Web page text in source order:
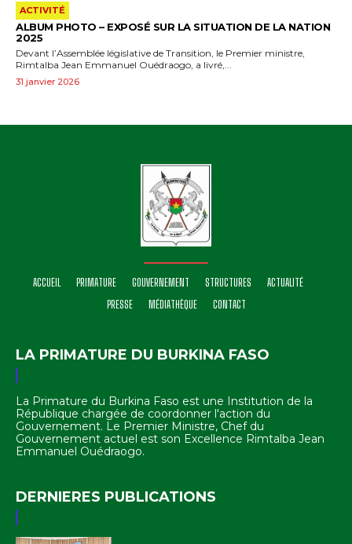
ACTIVITÉ
ALBUM PHOTO – EXPOSÉ SUR LA SITUATION DE LA NATION
2025
Devant l’Assemblée législative de Transition, le Premier ministre,
Rimtalba Jean Emmanuel Ouédraogo, a livré,...
31 janvier 2026
ACCUEIL PRIMATURE GOUVERNEMENT STRUCTURES
ACTUALITÉ
PRESSE
MÉDIATHÈQUE CONTACT
LA PRIMATURE DU BURKINA FASO
La Primature du Burkina Faso est une Institution de la
République chargée de coordonner l'action du
Gouvernement. Le Premier Ministre, Chef du
Gouvernement actuel est son Excellence Rimtalba Jean
Emmanuel Ouédraogo.
DERNIERES PUBLICATIONS